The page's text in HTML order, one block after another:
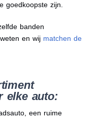
goedkoopste zijn.
banden
en wij matchen de
elke auto:
een ruime